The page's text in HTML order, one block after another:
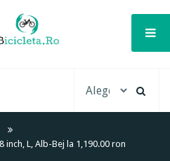
inch, L, Alb-Bej la 1,190.00 ron